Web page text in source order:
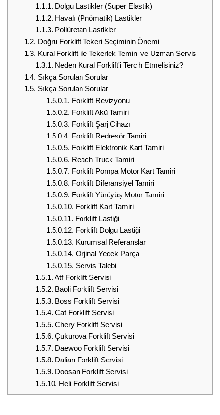
1.1.1. Dolgu Lastikler (Super Elastik)
1.1.2. Havalı (Pnömatik) Lastikler
1.1.3. Poliüretan Lastikler
1.2. Doğru Forklift Tekeri Seçiminin Önemi
1.3. Kural Forklift ile Tekerlek Temini ve Uzman Servis
1.3.1. Neden Kural Forklift'i Tercih Etmelisiniz?
1.4. Sıkça Sorulan Sorular
1.5. Sıkça Sorulan Sorular
1.5.0.1. Forklift Revizyonu
1.5.0.2. Forklift Akü Tamiri
1.5.0.3. Forklift Şarj Cihazı
1.5.0.4. Forklift Redresör Tamiri
1.5.0.5. Forklift Elektronik Kart Tamiri
1.5.0.6. Reach Truck Tamiri
1.5.0.7. Forklift Pompa Motor Kart Tamiri
1.5.0.8. Forklift Diferansiyel Tamiri
1.5.0.9. Forklift Yürüyüş Motor Tamiri
1.5.0.10. Forklift Kart Tamiri
1.5.0.11. Forklift Lastiği
1.5.0.12. Forklift Dolgu Lastiği
1.5.0.13. Kurumsal Referanslar
1.5.0.14. Orjinal Yedek Parça
1.5.0.15. Servis Talebi
1.5.1. Atf Forklift Servisi
1.5.2. Baoli Forklift Servisi
1.5.3. Boss Forklift Servisi
1.5.4. Cat Forklift Servisi
1.5.5. Chery Forklift Servisi
1.5.6. Çukurova Forklift Servisi
1.5.7. Daewoo Forklift Servisi
1.5.8. Dalian Forklift Servisi
1.5.9. Doosan Forklift Servisi
1.5.10. Heli Forklift Servisi